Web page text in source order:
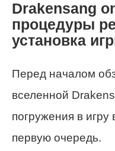
Drakensang
процедуры
установка
Перед началом
вселенной
погружения в
первую очередь.